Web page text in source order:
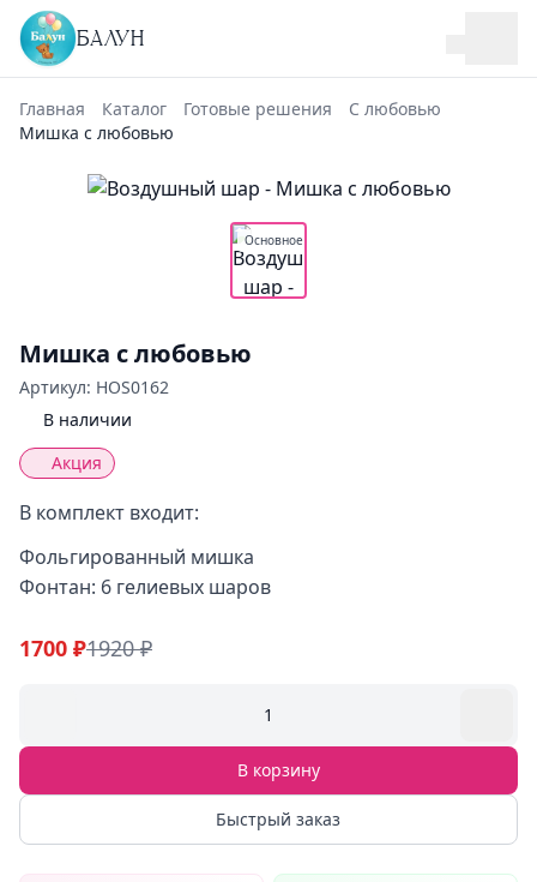
БАЛУН
Главная Каталог Готовые решения
С любовью
Мишка с любовью
Основное
Мишка с любовью
Артикул: HOS0162
В наличии
Акция
В комплект входит:
Фольгированный мишка
Фонтан: 6 гелиевых шаров
1700 ₽1920 ₽
1
В корзину
Быстрый заказ